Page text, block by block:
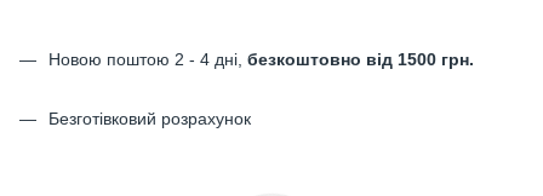
Новою поштою 2 - 4 дні, безкоштовно від 1500 грн.
Безготівковий розрахунок